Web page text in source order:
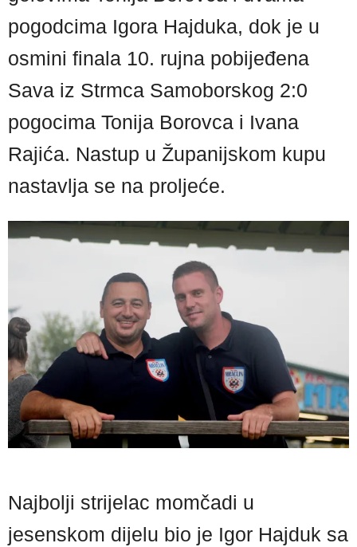
pogodcima Igora Hajduka, dok je u
osmini finala 10. rujna pobijeđena
Sava iz Strmca Samoborskog 2:0
pogocima Tonija Borovca i Ivana
Rajića. Nastup u Županijskom kupu
nastavlja se na proljeće.
Najbolji strijelac momčadi u
jesenskom dijelu bio je Igor Hajduk sa